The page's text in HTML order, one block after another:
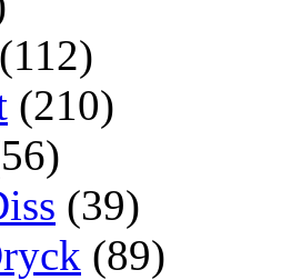
(112)
(210)
(39)
(89)